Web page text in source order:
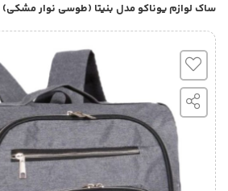
ساک لوازم یوناکو مدل بنیتا (طوسی نوار مشکی)